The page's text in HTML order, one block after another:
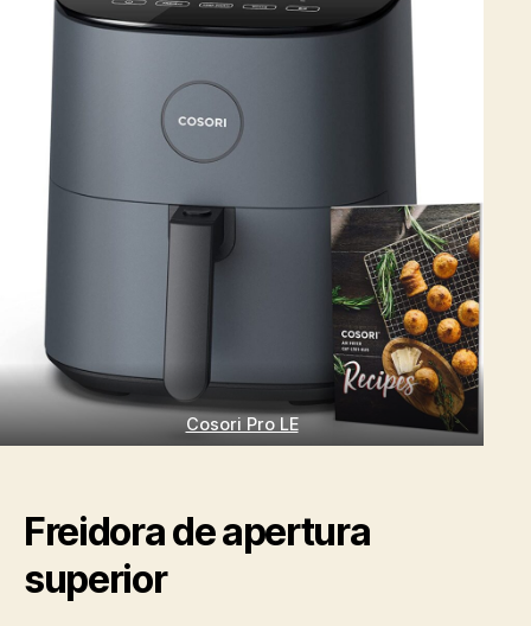
Cosori Pro LE
Freidora de apertura
superior